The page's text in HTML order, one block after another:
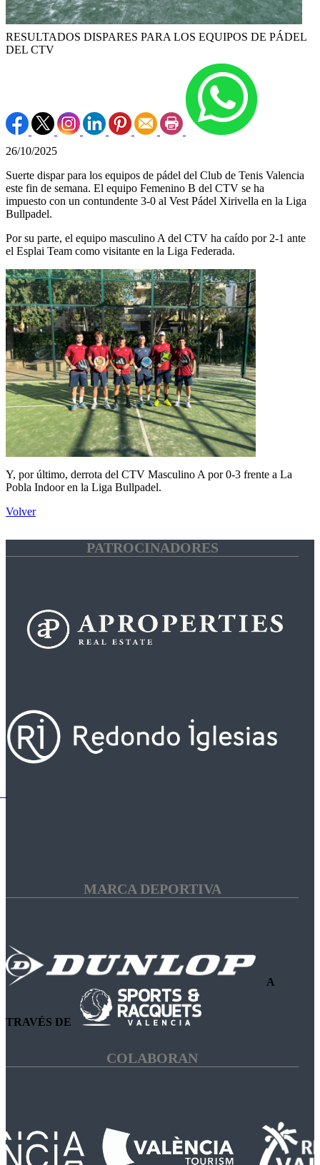
RESULTADOS DISPARES PARA LOS EQUIPOS DE PÁDEL
DEL CTV
26/10/2025
Suerte dispar para los equipos de pádel del Club de Tenis Valencia
este fin de semana. El equipo Femenino B del CTV se ha
impuesto con un contundente 3-0 al Vest Pádel Xirivella en la Liga
Bullpadel.
Por su parte, el equipo masculino A del CTV ha caído por 2-1 ante
el Esplai Team como visitante en la Liga Federada.
Y, por último, derrota del CTV Masculino A por 0-3 frente a La
Pobla Indoor en la Liga Bullpadel.
Volver
PATROCINADORES
MARCA DEPORTIVA
A
TRAVÉS DE
COLABORAN